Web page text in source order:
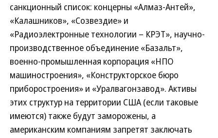
санкционный список: концерны «Алмаз-Антей»,
«Калашников», «Созвездие» и
«Радиоэлектронные технологии – КРЭТ», научно-
производственное объединение «Базальт»,
военно-промышленная корпорация «НПО
машиностроения», «Конструкторское бюро
приборостроения» и «Уралвагонзавод». Активы
этих структур на территории США (если таковые
имеются) также будут заморожены, а
американским компаниям запретят заключать